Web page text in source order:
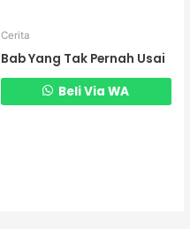
Cerita
Bab Yang Tak Pernah Usai
Beli Via WA